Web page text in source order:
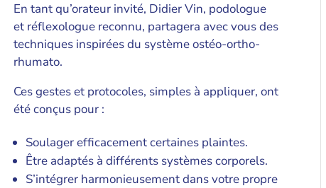
En tant qu’orateur invité, Didier Vin, podologue
et réflexologue reconnu, partagera avec vous des
techniques inspirées du système ostéo-ortho-
rhumato.
Ces gestes et protocoles, simples à appliquer, ont
été conçus pour :
Soulager efficacement certaines plaintes.
Être adaptés à différents systèmes corporels.
S’intégrer harmonieusement dans votre propre